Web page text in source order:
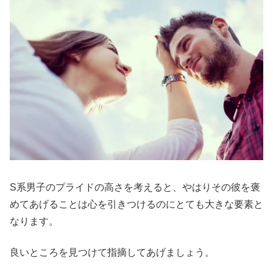
S系男子のプライドの高さを考えると、やはりその彼を褒
めてあげることは心を引きつけるのにとても大きな要素と
なります。
良いところを見つけて指摘してあげましょう。